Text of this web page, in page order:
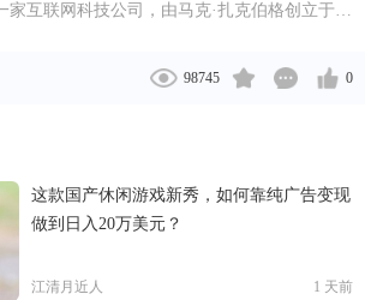
家互联网科技公司，由马克·扎克伯格创立于
品。总部位于美国加利福尼亚州门洛帕克。
Home。2014年，Facebook以190亿美元，收
。2015年1月，Facebook收购了自然语言
商Wit.ai。2018年10月，Facebook正式推出智能
。2019年9月，Facebook与阿里巴巴、
98745 0
这款国产休闲游戏新秀，如何靠纯广告变现
做到日入20万美元？
江清月近人 1 天前